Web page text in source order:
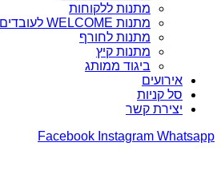
מתנות ללקוחות
מתנות WELCOME לעובדים
מתנות לחורף
מתנות קיץ
ביגוד ממותג
אירועים
סל קניות
יצירת קשר
Facebook Instagram Whatsapp